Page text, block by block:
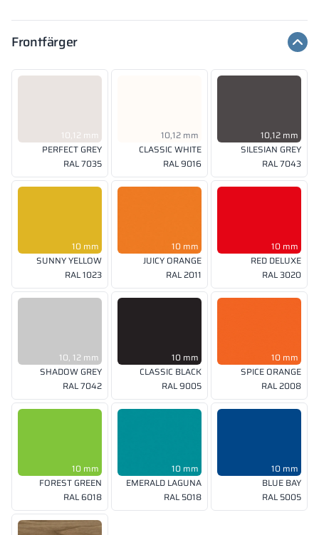
Frontfärger
10,12 mm
PERFECT GREY
RAL 7035
10,12 mm
CLASSIC WHITE
RAL 9016
10,12 mm
SILESIAN GREY
RAL 7043
10 mm
SUNNY YELLOW
RAL 1023
10 mm
JUICY ORANGE
RAL 2011
10 mm
RED DELUXE
RAL 3020
10, 12 mm
SHADOW GREY
RAL 7042
10 mm
CLASSIC BLACK
RAL 9005
10 mm
SPICE ORANGE
RAL 2008
10 mm
FOREST GREEN
RAL 6018
10 mm
EMERALD LAGUNA
RAL 5018
10 mm
BLUE BAY
RAL 5005